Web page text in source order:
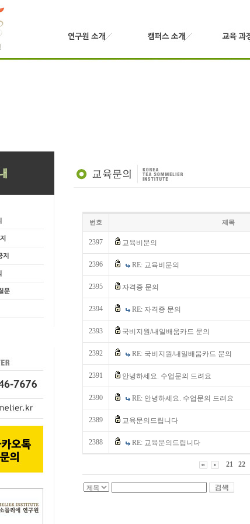
번호 제목
2397 교육비문의
2396 RE: 교육비문의
2395 자격증 문의
2394 RE: 자격증 문의
2393 국비지원/내일배움카드 문의
2392 RE: 국비지원/내일배움카드 문의
2391 안녕하세요. 수업문의 드려요
2390 RE: 안녕하세요. 수업문의 드려요
2389 교육문의드립니다
2388 RE: 교육문의드립니다
21 22